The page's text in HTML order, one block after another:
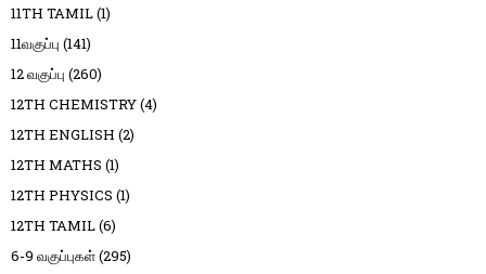
11TH TAMIL(1)
11வகுப்பு (141)
12 வகுப்பு (260)
12TH CHEMISTRY(4)
12TH ENGLISH (2)
12TH MATHS (1)
12TH PHYSICS (1)
12TH TAMIL(6)
6-9 வகுப்புகள்(295)